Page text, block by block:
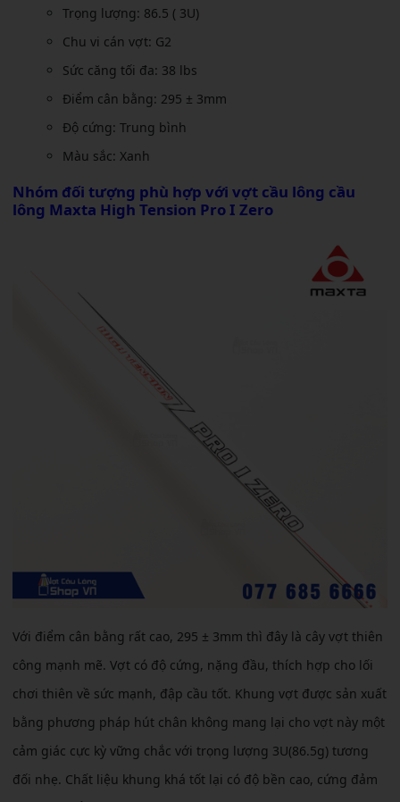
Trọng lượng: 86.5 ( 3U)
Chu vi cán vợt: G2
Sức căng tối đa: 38 lbs
Điểm cân bằng: 295 ± 3mm
Độ cứng: Trung bình
Màu sắc: Xanh
Nhóm đối tượng phù hợp với vợt cầu lông cầu
lông Maxta High Tension Pro I Zero
Với điểm cân bằng rất cao, 295 ± 3mm thì đây là cây vợt thiên
công mạnh mẽ. Vợt có độ cứng, nặng đầu, thích hợp cho lối
chơi thiên về sức mạnh, đập cầu tốt. Khung vợt được sản xuất
bằng phương pháp hút chân không mang lại cho vợt này một
cảm giác cực kỳ vững chắc với trọng lượng 3U(86.5g) tương
đối nhẹ. Chất liệu khung khá tốt lại có độ bền cao, cứng đảm